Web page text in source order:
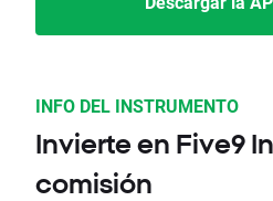
INFO DEL INSTRUMENTO
Invierte en Five9
comisión